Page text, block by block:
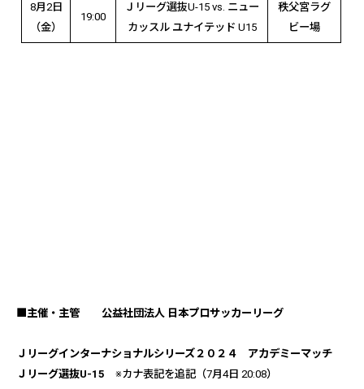
8月 2日
（金）
19:00
Ｊリーグ選抜U-15 vs. ニュー
カッスル ユナイテッド U15
秩父宮ラグ
ビー場
■主催・主管 公益社団法人 日本プロサッカーリーグ
Ｊリーグインターナショナルシリーズ２０２４ アカデミーマッチ
Ｊリーグ選抜U-15 ※カナ表記を追記（7月4日 20:08）